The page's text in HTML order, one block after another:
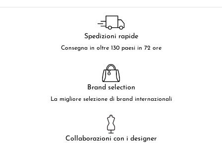
Spedizioni rapide
Consegna in oltre 130 paesi in 72 ore
Brand selection
La migliore selezione di brand internazionali
Collaborazioni con i designer